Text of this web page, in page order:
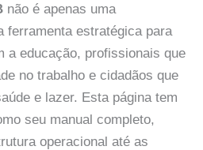
não é apenas uma
ferramenta estratégica para
a educação, profissionais que
no trabalho e cidadãos que
e lazer. Esta página tem
seu manual completo,
operacional até as